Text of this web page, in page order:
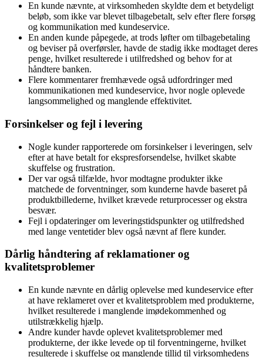
En kunde nævnte, at virksomheden skyldte dem et betydeligt
beløb, som ikke var blevet tilbagebetalt, selv efter flere forsøg
og kommunikation med kundeservice.
En anden kunde påpegede, at trods løfter om tilbagebetaling
og beviser på overførsler, havde de stadig ikke modtaget deres
penge, hvilket resulterede i utilfredshed og behov for at
håndtere banken.
Flere kommentarer fremhævede også udfordringer med
kommunikationen med kundeservice, hvor nogle oplevede
langsommelighed og manglende effektivitet.
Forsinkelser og fejl i levering
Nogle kunder rapporterede om forsinkelser i leveringen, selv
efter at have betalt for ekspresforsendelse, hvilket skabte
skuffelse og frustration.
Der var også tilfælde, hvor modtagne produkter ikke
matchede de forventninger, som kunderne havde baseret på
produktbillederne, hvilket krævede returprocesser og ekstra
besvær.
Fejl i opdateringer om leveringstidspunkter og utilfredshed
med lange ventetider blev også nævnt af flere kunder.
Dårlig håndtering af reklamationer og
kvalitetsproblemer
En kunde nævnte en dårlig oplevelse med kundeservice efter
at have reklameret over et kvalitetsproblem med produkterne,
hvilket resulterede i manglende imødekommenhed og
utilstrækkelig hjælp.
Andre kunder havde oplevet kvalitetsproblemer med
produkterne, der ikke levede op til forventningerne, hvilket
resulterede i skuffelse og manglende tillid til virksomhedens